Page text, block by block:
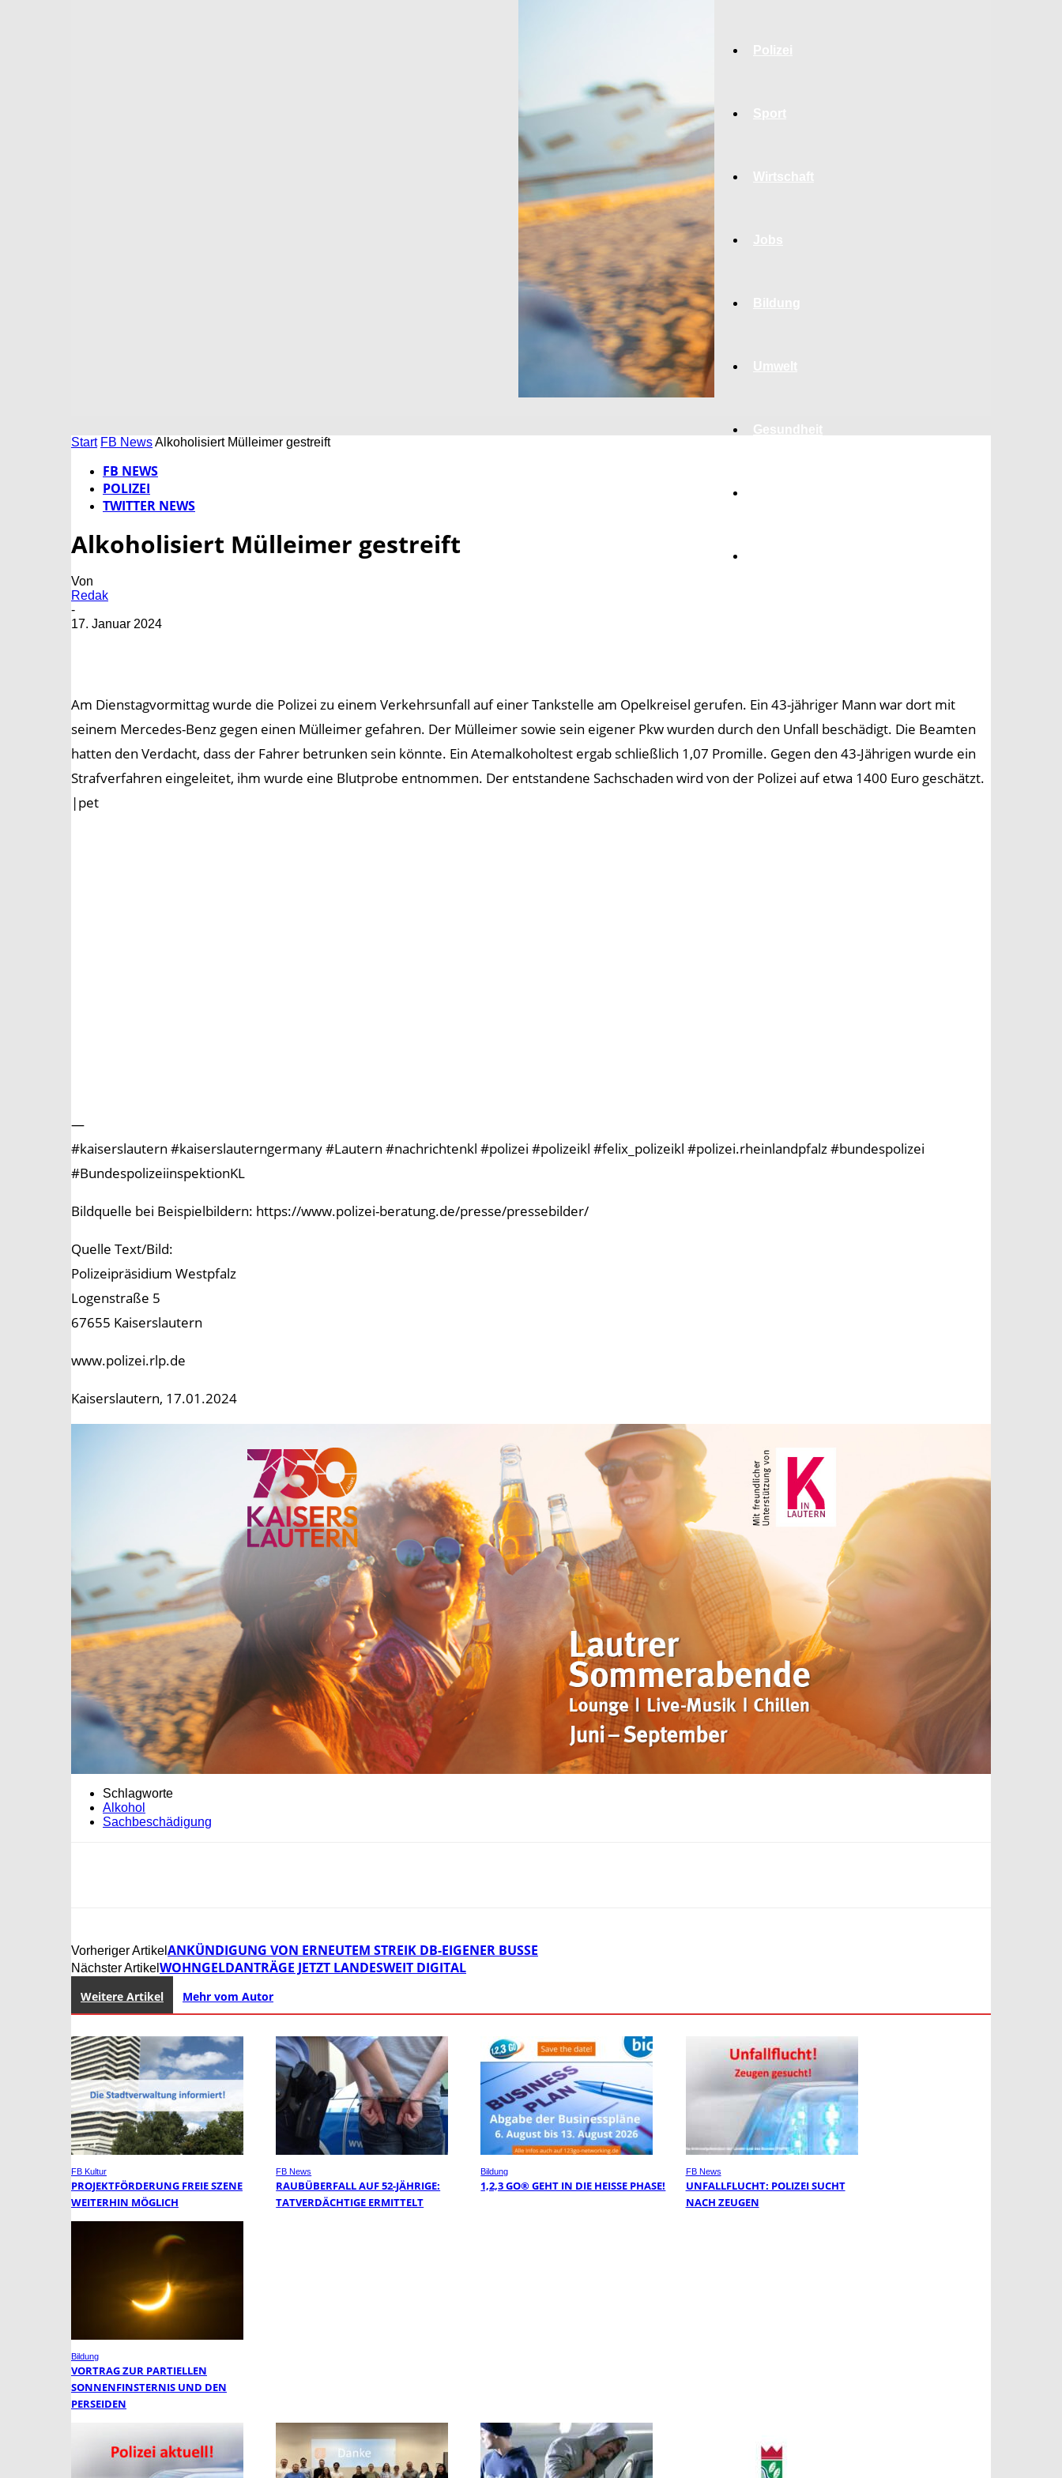
Gesundheit
Start FB NewsAlkoholisiert Mülleimer gestreift
FB NEWS
POLIZEI
TWITTER NEWS
Alkoholisiert Mülleimer gestreift
Von
Redak
-
17. Januar 2024
Am Dienstagvormittag wurde die Polizei zu einem Verkehrsunfall auf einer Tankstelle am Opelkreisel gerufen. Ein 43-jähriger Mann war dort mit
seinem Mercedes-Benz gegen einen Mülleimer gefahren. Der Mülleimer sowie sein eigener Pkw wurden durch den Unfall beschädigt. Die Beamten
hatten den Verdacht, dass der Fahrer betrunken sein könnte. Ein Atemalkoholtest ergab schließlich 1,07 Promille. Gegen den 43-Jährigen wurde ein
Strafverfahren eingeleitet, ihm wurde eine Blutprobe entnommen. Der entstandene Sachschaden wird von der Polizei auf etwa 1400 Euro geschätzt.
|pet
—
#kaiserslautern #kaiserslauterngermany #Lautern #nachrichtenkl #polizei #polizeikl #felix_polizeikl #polizei.rheinlandpfalz #bundespolizei
#BundespolizeiinspektionKL
Bildquelle bei Beispielbildern: https://www.polizei-beratung.de/presse/pressebilder/
Quelle Text/Bild:
Polizeipräsidium Westpfalz
Logenstraße 5
67655 Kaiserslautern
www.polizei.rlp.de
Kaiserslautern, 17.01.2024
Schlagworte
Alkohol
Sachbeschädigung
Vorheriger Artikel ANKÜNDIGUNG VON ERNEUTEM STREIK DB-EIGENER BUSSE
Nächster Artikel WOHNGELDANTRÄGE JETZT LANDESWEIT DIGITAL
Weitere Artikel Mehr vom Autor
FB Kultur
PROJEKTFÖRDERUNG FREIE SZENE
WEITERHIN MÖGLICH
FB News
RAUBÜBERFALL AUF 52-JÄHRIGE:
TATVERDÄCHTIGE ERMITTELT
Bildung
1,2,3 GO® GEHT IN DIE HEISSE PHASE!
FB News
UNFALLFLUCHT: POLIZEI SUCHT
NACH ZEUGEN
Bildung
VORTRAG ZUR PARTIELLEN
SONNENFINSTERNIS UND DEN
PERSEIDEN